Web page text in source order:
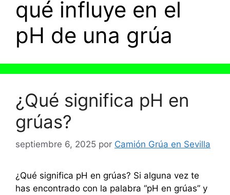
qué influye en el
pH de una grúa
¿Qué significa pH en
grúas?
septiembre 6, 2025 por Camión Grúa en Sevilla
¿Qué significa pH en grúas? Si alguna vez te
has encontrado con la palabra “pH en grúas” y